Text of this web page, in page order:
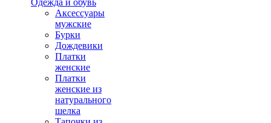
Одежда и обувь
Аксессуары
мужские
Бурки
Дождевики
Платки
женские
Платки
женские из
натурального
шелка